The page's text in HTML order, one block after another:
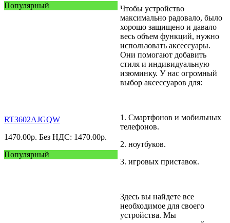
Популярный
RT3602AJGQW
1470.00р. Без НДС: 1470.00р.
Популярный
Чтобы устройство
максимально радовало, было
хорошо защищено и давало
весь объем функций, нужно
использовать аксессуары.
Они помогают добавить
стиля и индивидуальную
изюминку. У нас огромный
выбор аксессуаров для:
1. Смартфонов и мобильных
телефонов.
2. ноутбуков.
3. игровых приставок.
Здесь вы найдете все
необходимое для своего
устройства. Мы